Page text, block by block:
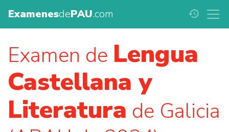
ExamenesdePAU.com history
Examen de Lengua
Castellana y
Literatura de Galicia